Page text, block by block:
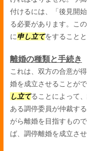
付けるには、「後見開
る必要があります。こ
に申し立てをすることと
離婚の種類と手続き
これは、双方の合意が
婚を成立させることが
し立てることによって
ある調停委員が仲裁す
がら離婚を目指すもの
ば、調停離婚を成立させ